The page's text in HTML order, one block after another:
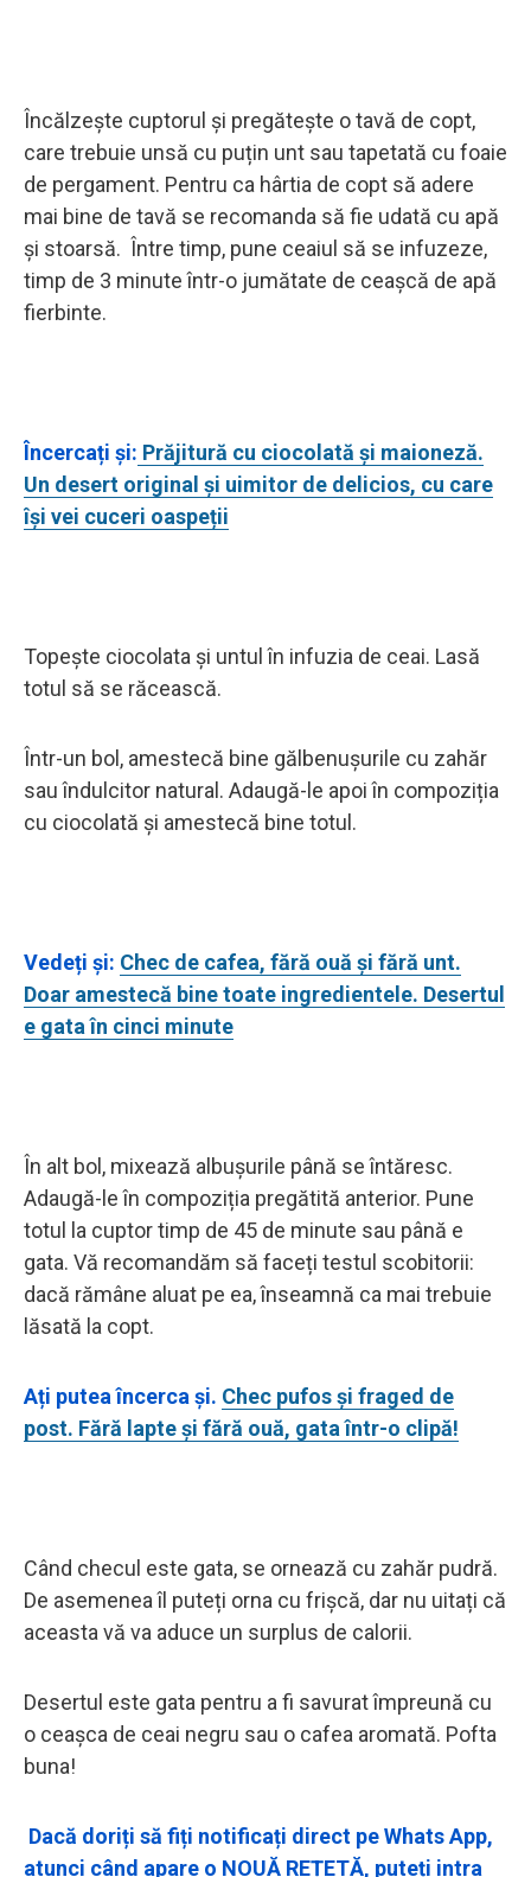
Încălzește cuptorul și pregătește o tavă de copt,
care trebuie unsă cu puțin unt sau tapetată cu foaie
de pergament. Pentru ca hârtia de copt să adere
mai bine de tavă se recomanda să fie udată cu apă
și stoarsă. Între timp, pune ceaiul să se infuzeze,
timp de 3 minute într-o jumătate de ceașcă de apă
fierbinte.
Încercați și: Prăjitură cu ciocolată și maioneză.
Un desert original și uimitor de delicios, cu care
își vei cuceri oaspeții
Topește ciocolata și untul în infuzia de ceai. Lasă
totul să se răcească.
Într-un bol, amestecă bine gălbenușurile cu zahăr
sau îndulcitor natural. Adaugă-le apoi în compoziția
cu ciocolată și amestecă bine totul.
Vedeți și: Chec de cafea, fără ouă și fără unt.
Doar amestecă bine toate ingredientele. Desertul
e gata în cinci minute
În alt bol, mixează albușurile până se întăresc.
Adaugă-le în compoziția pregătită anterior. Pune
totul la cuptor timp de 45 de minute sau până e
gata. Vă recomandăm să faceți testul scobitorii:
dacă rămâne aluat pe ea, înseamnă ca mai trebuie
lăsată la copt.
Ați putea încerca și. Chec pufos și fraged de
post. Fără lapte și fără ouă, gata într-o clipă!
Când checul este gata, se ornează cu zahăr pudră.
De asemenea îl puteți orna cu frișcă, dar nu uitați că
aceasta vă va aduce un surplus de calorii.
Desertul este gata pentru a fi savurat împreună cu
o ceașca de ceai negru sau o cafea aromată. Pofta
buna!
Dacă doriți să fiți notificați direct pe Whats App,
atunci când apare o NOUĂ REȚETĂ, puteți intra